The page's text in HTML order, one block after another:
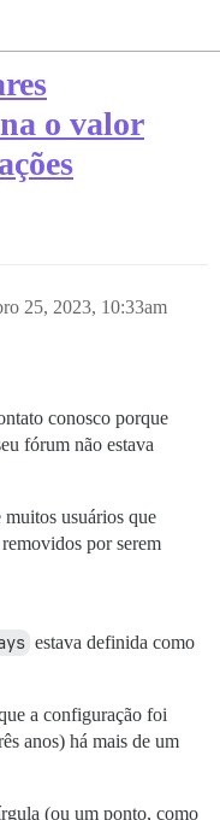
o valor
25, 2023, 10:33am
conosco porque
fórum não estava
usuários que
por serem
estava definida como
a configuração foi
anos) há mais de um
(ou um ponto, como